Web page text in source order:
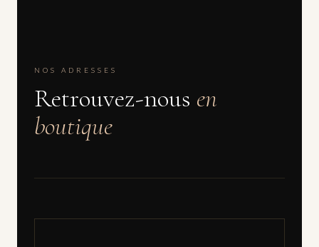
NOS ADRESSES
Retrouvez-nous en
boutique